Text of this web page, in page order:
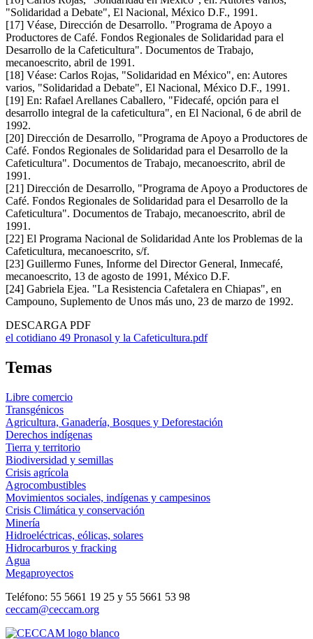
"Solidaridad a Debate", El Nacional, México D.F., 1991.
[17] Véase, Dirección de Desarrollo. "Programa de Apoyo a
Productores de Café. Fondos Regionales de Solidaridad para el
Desarrollo de la Cafeticultura". Documentos de Trabajo,
mecanoescrito, abril de 1991.
[18] Véase: Carlos Rojas, "Solidaridad en México", en: Autores
varios, "Solidaridad a Debate", El Nacional, México D.F., 1991.
[19] En: Rafael Arellanes Caballero, "Fidecafé, opción para el
desarrollo integral de la cafeticultura", en El Nacional, 6 de abril de
1992.
[20] Dirección de Desarrollo, "Programa de Apoyo a Productores de
Café. Fondos Regionales de Solidaridad para el Desarrollo de la
Cafeticultura". Documentos de Trabajo, mecanoescrito, abril de
1991.
[21] Dirección de Desarrollo, "Programa de Apoyo a Productores de
Café. Fondos Regionales de Solidaridad para el Desarrollo de la
Cafeticultura". Documentos de Trabajo, mecanoescrito, abril de
1991.
[22] El Programa Nacional de Solidaridad Ante los Problemas de la
Cafeticultura, mecanoescrito, s/f.
[23] Guillermo Funes, Informe del Director General, Inmecafé,
mecanoescrito, 13 de agosto de 1991, México D.F.
[24] Gabriela Ejea. "La Resistencia Cafetalera en Chiapas", en
Campouno, Suplemento de Unos más uno, 23 de marzo de 1992.
DESCARGA PDF
el cotidiano 49 Pronasol y la Cafeticultura.pdf
Temas
Libre comercio
Transgénicos
Agricultura, Ganadería, Bosques y Deforestación
Derechos indígenas
Tierra y territorio
Biodiversidad y semillas
Crisis agrícola
Agrocombustibles
Movimientos sociales, indígenas y campesinos
Crisis Climática y conservación
Minería
Hidroeléctricas, eólicas, solares
Hidrocarburos y fracking
Agua
Megaproyectos
Teléfono: 55 5661 19 25 y 55 5661 53 98
ceccam@ceccam.org